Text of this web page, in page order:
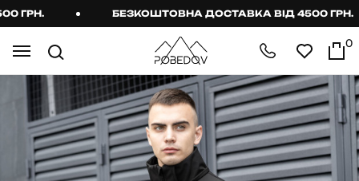
БЕЗКОШТОВНА ДОСТАВКА ВІД 4500 ГРН.
0